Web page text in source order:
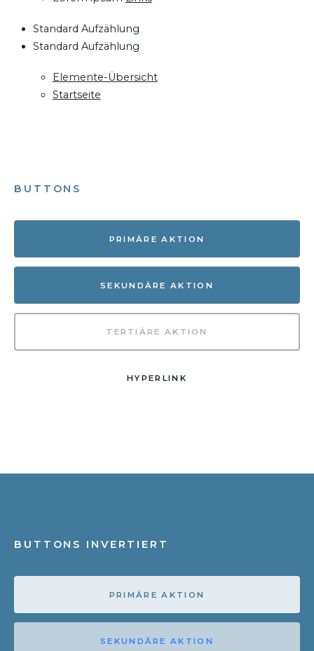
Standard Aufzählung
Standard Aufzählung
Elemente-Übersicht
Startseite
BUTTONS
PRIMÄRE AKTION
SEKUNDÄRE AKTION
TERTIÄRE AKTION
HYPERLINK
BUTTONS INVERTIERT
PRIMÄRE AKTION
SEKUNDÄRE AKTION